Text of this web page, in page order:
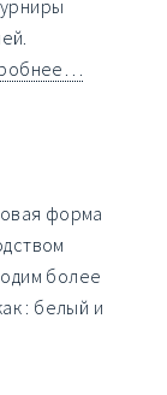
форма
более
: белый и